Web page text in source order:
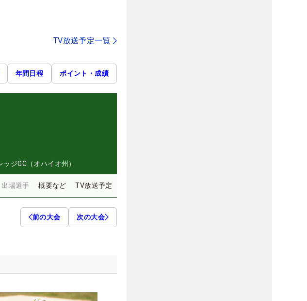
TV放送予定一覧
年間日程 ポイント・成績
ジGC（オハイオ州）
出場選手 概要など TV放送予定
前の大会 次の大会